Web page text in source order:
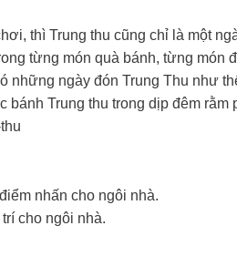
thì Trung thu cũng chỉ là một
từng món quà bánh, từng món
ngày đón Trung Thu như
Trung thu trong dịp đêm rằm
nhấn cho ngôi nhà.
cho ngôi nhà.